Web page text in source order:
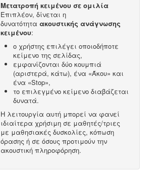
Μετατροπή κειμένου σε ομιλία
Επιπλέον, δίνεται η
δυνατότηταακουστικής ανάγνωσης
κειμένου:
ο χρήστης επιλέγει οποιοδήποτε
κείμενο της σελίδας,
εμφανίζονται δύο κουμπιά
(αριστερά, κάτω), ένα «Άκου» και
ένα «Stop»,
το επιλεγμένο κείμενο διαβάζεται
δυνατά.
Η λειτουργία αυτή μπορεί να φανεί
ιδιαίτερα χρήσιμη σε μαθητές/τριες
με μαθησιακές δυσκολίες, κόπωση
όρασης ή σε όσους προτιμούν την
ακουστική πληροφόρηση.